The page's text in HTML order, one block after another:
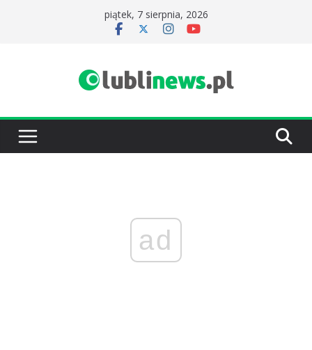
piątek, 7 sierpnia, 2026
ad